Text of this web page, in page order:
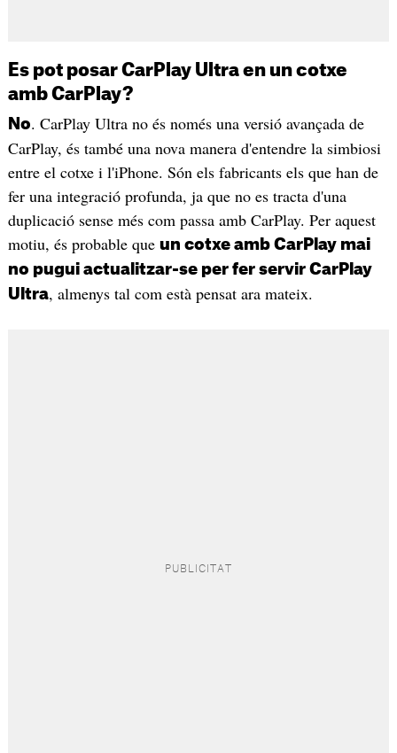
Es pot posar CarPlay Ultra en un cotxe
amb CarPlay?
No. CarPlay Ultra no és només una versió avançada de
CarPlay, és també una nova manera d'entendre la simbiosi
entre el cotxe i l'iPhone. Són els fabricants els que han de
fer una integració profunda, ja que no es tracta d'una
duplicació sense més com passa amb CarPlay. Per aquest
motiu, és probable que un cotxe amb CarPlay mai
no pugui actualitzar-se per fer servir CarPlay
Ultra, almenys tal com està pensat ara mateix.